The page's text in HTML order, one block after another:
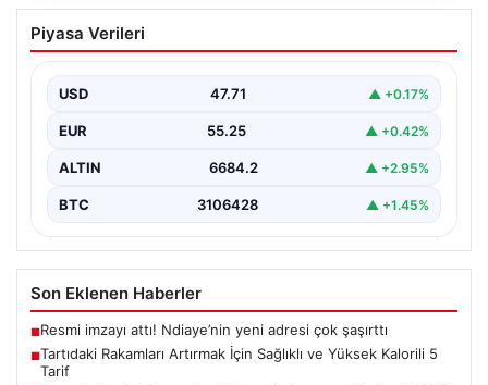
Tartıdaki Rakamları Artırmak İçin
Sağlıklı ve Yüksek Kalorili 5 Tarif
rahatsızlık hissi yaratmadan, dengeli ve kalori
açısından…
Piyasa Verileri
USD 47.71 ▲ +0.17%
EUR 55.25 ▲ +0.42%
ALTIN 6684.2 ▲ +2.95%
BTC 3106428 ▲ +1.45%
Son Eklenen Haberler
■Resmi imzayı attı! Ndiaye’nin yeni adresi çok şaşırttı
■Tartıdaki Rakamları Artırmak İçin Sağlıklı ve Yüksek Kalorili 5
Tarif